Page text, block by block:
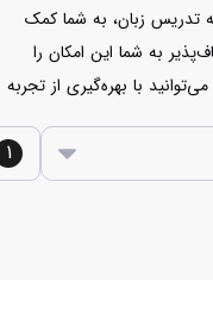
تدریس زبان، به شما کمک
به شما این امکان را
با بهره‌گیری از تجربه
1